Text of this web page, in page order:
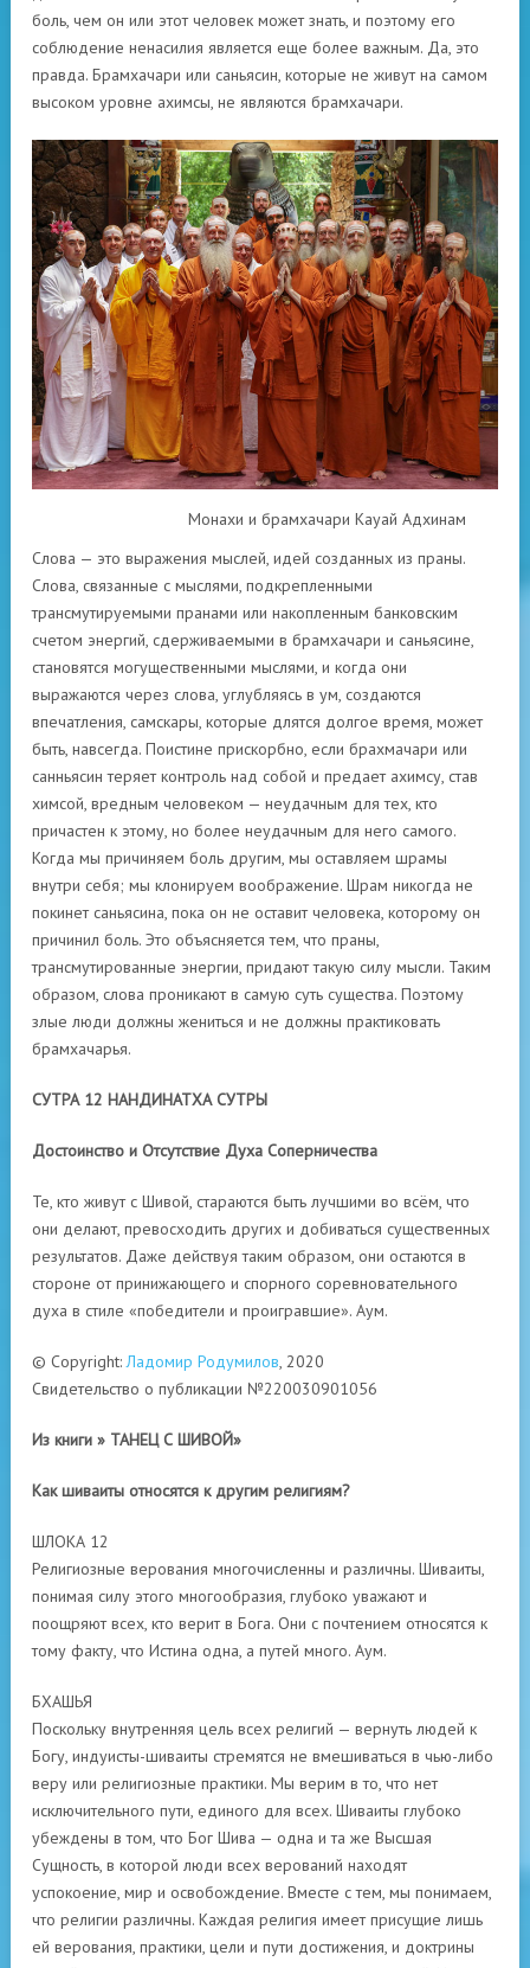
боль, чем он или этот человек может знать, и поэтому его
соблюдение ненасилия является еще более важным. Да, это
правда. Брамхачари или саньясин, которые не живут на самом
высоком уровне ахимсы, не являются брамхачари.
Монахи и брамхачари Кауай Адхинам
Слова — это выражения мыслей, идей созданных из праны.
Слова, связанные с мыслями, подкрепленными
трансмутируемыми пранами или накопленным банковским
счетом энергий, сдерживаемыми в брамхачари и саньясине,
становятся могущественными мыслями, и когда они
выражаются через слова, углубляясь в ум, создаются
впечатления, самскары, которые длятся долгое время, может
быть, навсегда. Поистине прискорбно, если брахмачари или
санньясин теряет контроль над собой и предает ахимсу, став
химсой, вредным человеком — неудачным для тех, кто
причастен к этому, но более неудачным для него самого.
Когда мы причиняем боль другим, мы оставляем шрамы
внутри себя; мы клонируем воображение. Шрам никогда не
покинет саньясина, пока он не оставит человека, которому он
причинил боль. Это объясняется тем, что праны,
трансмутированные энергии, придают такую силу мысли. Таким
образом, слова проникают в самую суть существа. Поэтому
злые люди должны жениться и не должны практиковать
брамхачарья.
СУТРА 12 НАНДИНАТХА СУТРЫ
Достоинство и Отсутствие Духа Соперничества
Те, кто живут с Шивой, стараются быть лучшими во всём, что
они делают, превосходить других и добиваться существенных
результатов. Даже действуя таким образом, они остаются в
стороне от принижающего и спорного соревновательного
духа в стиле «победители и проигравшие». Аум.
© Copyright:Ладомир Родумилов, 2020
Свидетельство о публикации №220030901056
Из книги » ТАНЕЦ С ШИВОЙ»
Как шиваиты относятся к другим религиям?
ШЛОКА 12
Религиозные верования многочисленны и различны. Шиваиты,
понимая силу этого многообразия, глубоко уважают и
поощряют всех, кто верит в Бога. Они с почтением относятся к
тому факту, что Истина одна, а путей много. Аум.
БХАШЬЯ
Поскольку внутренняя цель всех религий — вернуть людей к
Богу, индуисты-шиваиты стремятся не вмешиваться в чью-либо
веру или религиозные практики. Мы верим в то, что нет
исключительного пути, единого для всех. Шиваиты глубоко
убеждены в том, что Бог Шива — одна и та же Высшая
Сущность, в которой люди всех верований находят
успокоение, мир и освобождение. Вместе с тем, мы понимаем,
что религии различны. Каждая религия имеет присущие лишь
ей верования, практики, цели и пути достижения, и доктрины